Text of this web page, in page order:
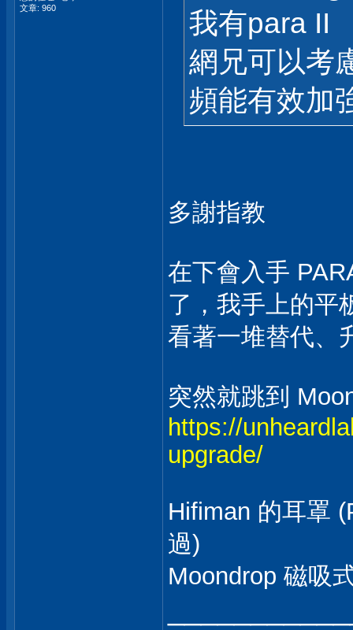
文章: 960
我有para II
網兄可以考
頻能有效加
多謝指教
在下會入手
了，我手上的平
看著一堆替代、
突然就跳到
https://
upgrade/
Hifiman 的耳罩
過)
Moondrop 磁吸